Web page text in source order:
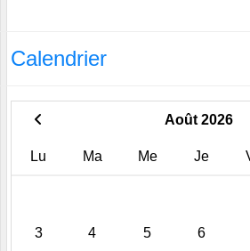
Calendrier
Août 2026
Lu Ma Me Je
3 4 5 6